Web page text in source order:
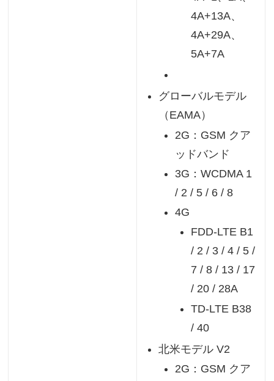
4A+13A、
4A+29A、
5A+7A
グローバルモデル
（EAMA）
2G：GSM クア
ッドバンド
3G：WCDMA 1
/ 2 / 5 / 6 / 8
4G
FDD-LTE B1
/ 2 / 3 / 4 / 5 /
7 / 8 / 13 / 17
/ 20 / 28A
TD-LTE B38
/ 40
北米モデル V2
2G：GSM クア